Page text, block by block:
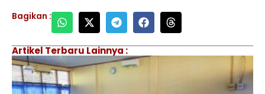
Bagikan :
Artikel Terbaru Lainnya :